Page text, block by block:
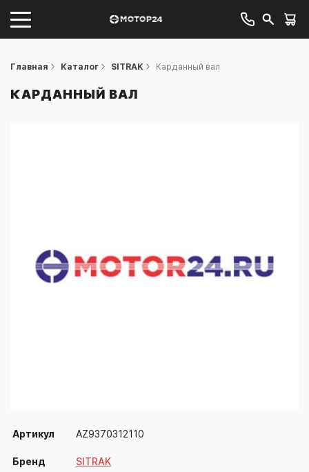
Главная Каталог SITRAK Карданный вал
КАРДАННЫЙ ВАЛ
Артикул AZ9370312110
Бренд SITRAK